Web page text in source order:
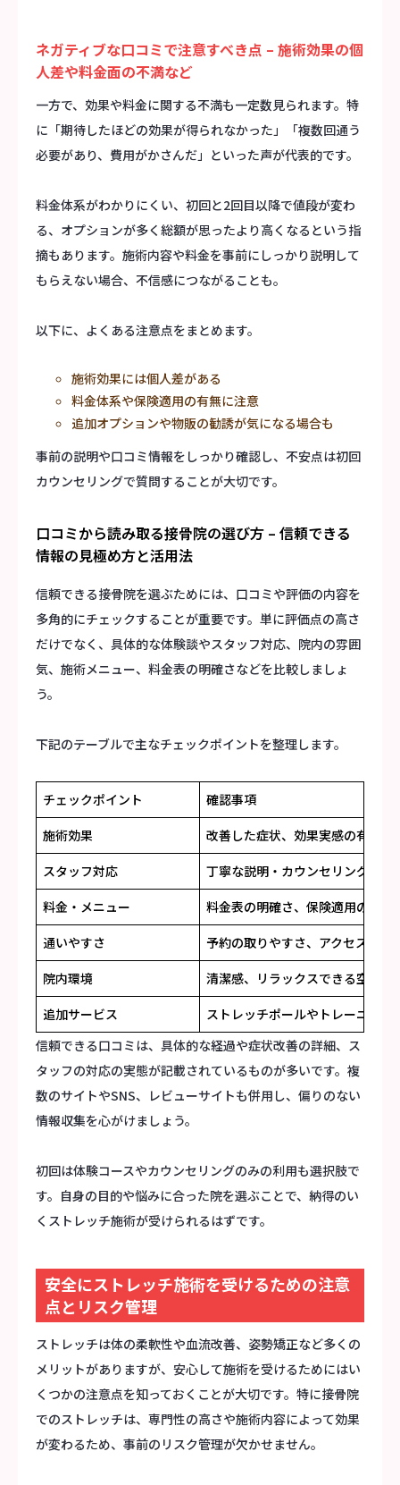
ネガティブな口コミで注意すべき点 – 施術効果の個
人差や料金面の不満など
一方で、効果や料金に関する不満も一定数見られます。特
に「期待したほどの効果が得られなかった」「複数回通う
必要があり、費用がかさんだ」といった声が代表的です。
料金体系がわかりにくい、初回と2回目以降で値段が変わ
る、オプションが多く総額が思ったより高くなるという指
摘もあります。施術内容や料金を事前にしっかり説明して
もらえない場合、不信感につながることも。
以下に、よくある注意点をまとめます。
施術効果には個人差がある
料金体系や保険適用の有無に注意
追加オプションや物販の勧誘が気になる場合も
事前の説明や口コミ情報をしっかり確認し、不安点は初回
カウンセリングで質問することが大切です。
口コミから読み取る接骨院の選び方 – 信頼できる
情報の見極め方と活用法
信頼できる接骨院を選ぶためには、口コミや評価の内容を
多角的にチェックすることが重要です。単に評価点の高さ
だけでなく、具体的な体験談やスタッフ対応、院内の雰囲
気、施術メニュー、料金表の明確さなどを比較しましょ
う。
下記のテーブルで主なチェックポイントを整理します。
チェックポイント
確認事項
施術効果
改善した症状、効果実感の有無
スタッフ対応
丁寧な説明・カウンセリング、親
料金・メニュー
料金表の明確さ、保険適用の有無
通いやすさ
予約の取りやすさ、アクセス、営
院内環境
清潔感、リラックスできる空間
追加サービス
ストレッチポールやトレーニング
信頼できる口コミは、具体的な経過や症状改善の詳細、ス
タッフの対応の実態が記載されているものが多いです。複
数のサイトやSNS、レビューサイトも併用し、偏りのない
情報収集を心がけましょう。
初回は体験コースやカウンセリングのみの利用も選択肢で
す。自身の目的や悩みに合った院を選ぶことで、納得のい
くストレッチ施術が受けられるはずです。
安全にストレッチ施術を受けるための注意
点とリスク管理
ストレッチは体の柔軟性や血流改善、姿勢矯正など多くの
メリットがありますが、安心して施術を受けるためにはい
くつかの注意点を知っておくことが大切です。特に接骨院
でのストレッチは、専門性の高さや施術内容によって効果
が変わるため、事前のリスク管理が欠かせません。